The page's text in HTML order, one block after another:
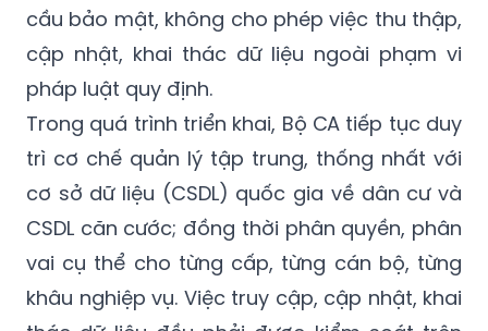
cầu bảo mật, không cho phép việc thu thập,
cập nhật, khai thác dữ liệu ngoài phạm vi
pháp luật quy định.
Trong quá trình triển khai, Bộ CA tiếp tục duy
trì cơ chế quản lý tập trung, thống nhất với
cơ sở dữ liệu (CSDL) quốc gia về dân cư và
CSDL căn cước; đồng thời phân quyền, phân
vai cụ thể cho từng cấp, từng cán bộ, từng
khâu nghiệp vụ. Việc truy cập, cập nhật, khai